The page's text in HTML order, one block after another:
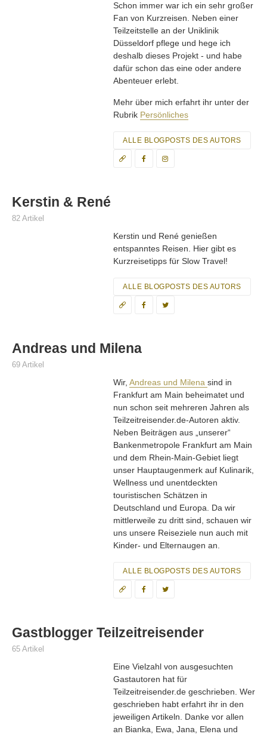
Schon immer war ich ein sehr großer
Fan von Kurzreisen. Neben einer
Teilzeitstelle an der Uniklinik
Düsseldorf pflege und hege ich
deshalb dieses Projekt - und habe
dafür schon das eine oder andere
Abenteuer erlebt.
Mehr über mich erfahrt ihr unter der
Rubrik Persönliches
ALLE BLOGPOSTS DES AUTORS
Kerstin & René
82 Artikel
Kerstin und René genießen
entspanntes Reisen. Hier gibt es
Kurzreisetipps für Slow Travel!
ALLE BLOGPOSTS DES AUTORS
Andreas und Milena
69 Artikel
Wir, Andreas und Milena sind in
Frankfurt am Main beheimatet und
nun schon seit mehreren Jahren als
Teilzeitreisender.de-Autoren aktiv.
Neben Beiträgen aus „unserer“
Bankenmetropole Frankfurt am Main
und dem Rhein-Main-Gebiet liegt
unser Hauptaugenmerk auf Kulinarik,
Wellness und unentdeckten
touristischen Schätzen in
Deutschland und Europa. Da wir
mittlerweile zu dritt sind, schauen wir
uns unsere Reiseziele nun auch mit
Kinder- und Elternaugen an.
ALLE BLOGPOSTS DES AUTORS
Gastblogger Teilzeitreisender
65 Artikel
Eine Vielzahl von ausgesuchten
Gastautoren hat für
Teilzeitreisender.de geschrieben. Wer
geschrieben habt erfahrt ihr in den
jeweiligen Artikeln. Danke vor allen
an Bianka, Ewa, Jana, Elena und